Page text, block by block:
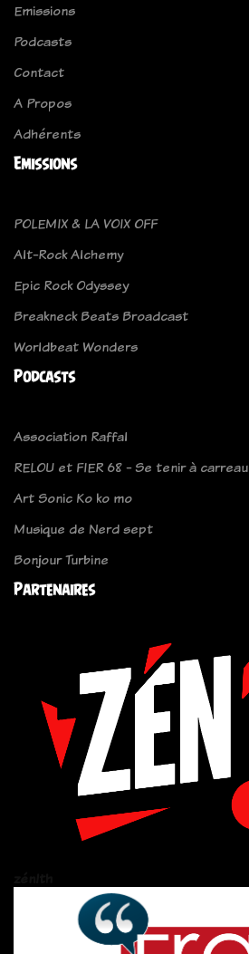
Emissions
Podcasts
Contact
A Propos
Adhérents
Emissions
POLEMIX & LA VOIX OFF
Alt-Rock Alchemy
Epic Rock Odyssey
Breakneck Beats Broadcast
Worldbeat Wonders
Podcasts
Association Raffal
RELOU et FIER 68 - Se tenir à carreau
Art Sonic Ko ko mo
Musique de Nerd sept
Bonjour Turbine
Partenaires